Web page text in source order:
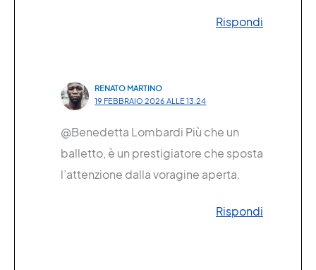
Rispondi
RENATO MARTINO
19 FEBBRAIO 2026 ALLE 13:24
@Benedetta Lombardi Più che un
balletto, è un prestigiatore che sposta
l’attenzione dalla voragine aperta.
Rispondi